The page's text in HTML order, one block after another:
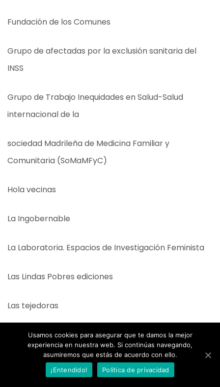
Fundación de los Comunes
Grupo de afectadas por la exclusión sanitaria del
INSS
Grupo de Trabajo Inequidades en Salud-Salud
internacional de la
sociedad Madrileña de Medicina Familiar y
Comunitaria (SoMaMFyC)
Hola vecinas
La Ingobernable
La Laboratoria. Espacios de Investigación Feminista
Las Lindas Pobres ediciones
Las tejedoras
Lavapiés, ¿dónde vas?
Mbolo Moy Dole
Usamos cookies para asegurar que te damos la mejor
experiencia en nuestra web. Si continúas navegando,
asumiremos que estás de acuerdo con ello.
¡Entendido!
Política de privacidad